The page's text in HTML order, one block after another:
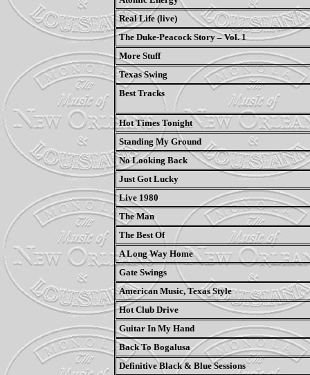
Real Life (live)
The Duke-Peacock Story – Vol. 1
More Stuff
Texas Swing
Best Tracks
Hot Times Tonight
Standing My Ground
No Looking Back
Just Got Lucky
Live 1980
The Man
The Best Of
A Long Way Home
Gate Swings
American Music, Texas Style
Hot Club Drive
Guitar In My Hand
Back To Bogalusa
Definitive Black & Blue Sessions